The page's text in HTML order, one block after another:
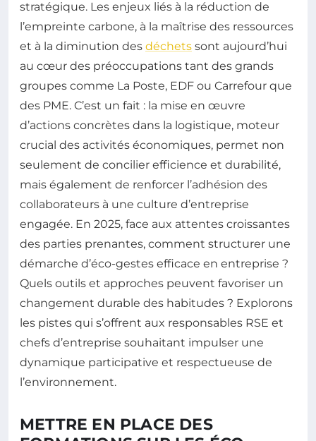
stratégique. Les enjeux liés à la réduction de
l’empreinte carbone, à la maîtrise des ressources
et à la diminution des déchets sont aujourd’hui
au cœur des préoccupations tant des grands
groupes comme La Poste, EDF ou Carrefour que
des PME. C’est un fait : la mise en œuvre
d’actions concrètes dans la logistique, moteur
crucial des activités économiques, permet non
seulement de concilier efficience et durabilité,
mais également de renforcer l’adhésion des
collaborateurs à une culture d’entreprise
engagée. En 2025, face aux attentes croissantes
des parties prenantes, comment structurer une
démarche d’éco-gestes efficace en entreprise ?
Quels outils et approches peuvent favoriser un
changement durable des habitudes ? Explorons
les pistes qui s’offrent aux responsables RSE et
chefs d’entreprise souhaitant impulser une
dynamique participative et respectueuse de
l’environnement.
METTRE EN PLACE DES